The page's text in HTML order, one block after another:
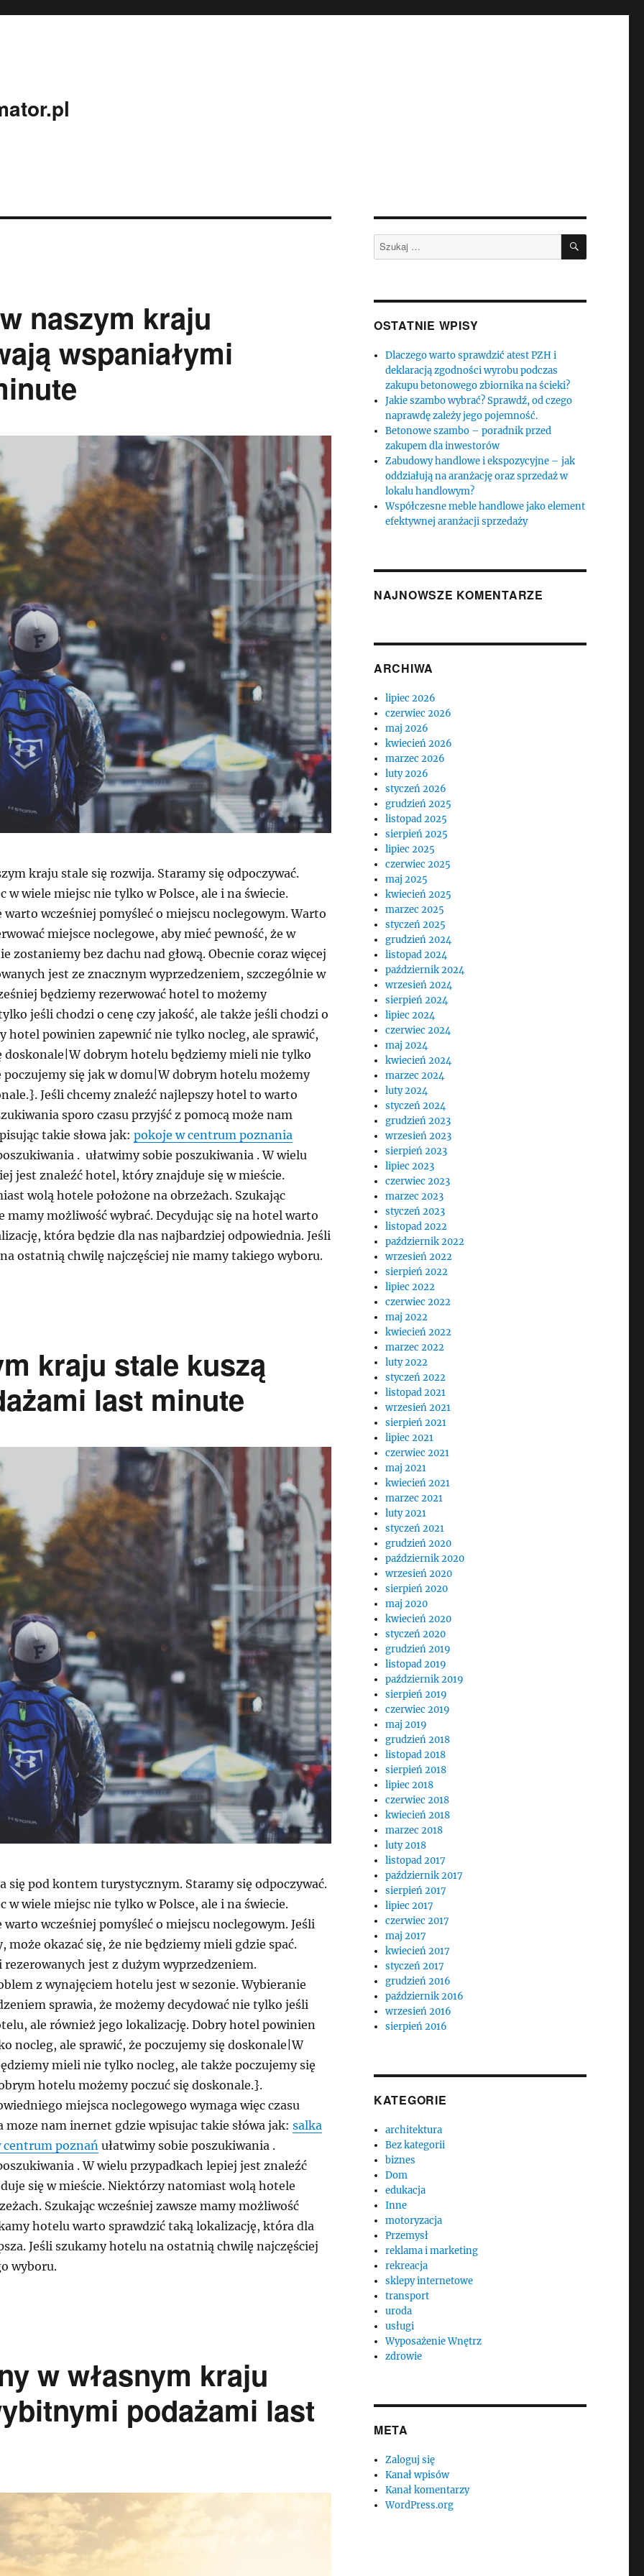
naszym kraju
wspaniałymi
kraju stale się rozwija. Staramy się odpoczywać.
w wiele miejsc nie tylko w Polsce, ale i na świecie.
warto wcześniej pomyśleć o miejscu noclegowym. Warto
miejsce noclegowe, aby mieć pewność, że w
zostaniemy bez dachu nad głową. Obecnie coraz więcej
jest ze znacznym wyprzedzeniem, szczególnie w
będziemy rezerwować hotel to możemy
jeśli chodzi o cenę czy jakość, ale także jeśli chodzi o
hotel powinien zapewnić nie tylko nocleg, ale sprawić,
doskonale|W dobrym hotelu będziemy mieli nie tylko
poczujemy się jak w domu|W dobrym hotelu możemy
Jeśli chcemy znaleźć najlepszy hotel to warto
sporo czasu przyjść z pomocą może nam
takie słowa jak: pokoje w centrum poznania
. ułatwimy sobie poszukiwania . W wielu
jest znaleźć hotel, który znajduje się w mieście.
wolą hotele położone na obrzeżach. Szukając
mamy możliwość wybrać. Decydując się na hotel warto
która będzie dla nas najbardziej odpowiednia. Jeśli
ostatnią chwilę najczęściej nie mamy takiego wyboru.
kraju stale kuszą
last minute
się pod kontem turystycznym. Staramy się odpoczywać.
w wiele miejsc nie tylko w Polsce, ale i na świecie.
warto wcześniej pomyśleć o miejscu noclegowym. Jeśli
może okazać się, że nie będziemy mieli gdzie spać.
rezerowanych jest z dużym wyprzedzeniem.
z wynajęciem hotelu jest w sezonie. Wybieranie
sprawia, że możemy decydować nie tylko jeśli
ale również jego lokalizację. Dobry hotel powinien
nocleg, ale sprawić, że poczujemy się doskonale|W
mieli nie tylko nocleg, ale także poczujemy się
hotelu możemy poczuć się doskonale.}.
miejsca noclegowego wymaga więc czasu
moze nam inernet gdzie wpisujac takie słówa jak: salka
poznańułatwimy sobie poszukiwania .
. W wielu przypadkach lepiej jest znaleźć
się w mieście. Niektórzy natomiast wolą hotele
Szukając wcześniej zawsze mamy możliwość
hotelu warto sprawdzić taką lokalizację, która dla
Jeśli szukamy hotelu na ostatnią chwilę najczęściej
wyboru.
w własnym kraju
podażami last
Szukaj: SZUKAJ
OSTATNIE WPISY
Dlaczego warto sprawdzić atest PZH i
deklaracją zgodności wyrobu podczas
zakupu betonowego zbiornika na ścieki?
Jakie szambo wybrać? Sprawdź, od czego
naprawdę zależy jego pojemność.
Betonowe szambo – poradnik przed
zakupem dla inwestorów
Zabudowy handlowe i ekspozycyjne – jak
oddziałują na aranżację oraz sprzedaż w
lokalu handlowym?
Współczesne meble handlowe jako element
efektywnej aranżacji sprzedaży
NAJNOWSZE KOMENTARZE
ARCHIWA
lipiec 2026
czerwiec 2026
maj 2026
kwiecień 2026
marzec 2026
luty 2026
styczeń 2026
grudzień 2025
listopad 2025
sierpień 2025
lipiec 2025
czerwiec 2025
maj 2025
kwiecień 2025
marzec 2025
styczeń 2025
grudzień 2024
listopad 2024
październik 2024
wrzesień 2024
sierpień 2024
lipiec 2024
czerwiec 2024
maj 2024
kwiecień 2024
marzec 2024
luty 2024
styczeń 2024
grudzień 2023
wrzesień 2023
sierpień 2023
lipiec 2023
czerwiec 2023
marzec 2023
styczeń 2023
listopad 2022
październik 2022
wrzesień 2022
sierpień 2022
lipiec 2022
czerwiec 2022
maj 2022
kwiecień 2022
marzec 2022
luty 2022
styczeń 2022
listopad 2021
wrzesień 2021
sierpień 2021
lipiec 2021
czerwiec 2021
maj 2021
kwiecień 2021
marzec 2021
luty 2021
styczeń 2021
grudzień 2020
październik 2020
wrzesień 2020
sierpień 2020
maj 2020
kwiecień 2020
styczeń 2020
grudzień 2019
listopad 2019
październik 2019
sierpień 2019
czerwiec 2019
maj 2019
grudzień 2018
listopad 2018
sierpień 2018
lipiec 2018
czerwiec 2018
kwiecień 2018
marzec 2018
luty 2018
listopad 2017
październik 2017
sierpień 2017
lipiec 2017
czerwiec 2017
maj 2017
kwiecień 2017
styczeń 2017
grudzień 2016
październik 2016
wrzesień 2016
sierpień 2016
KATEGORIE
architektura
Bez kategorii
biznes
Dom
edukacja
Inne
motoryzacja
Przemysł
reklama i marketing
rekreacja
sklepy internetowe
transport
uroda
usługi
Wyposażenie Wnętrz
zdrowie
META
Zaloguj się
Kanał wpisów
Kanał komentarzy
WordPress.org